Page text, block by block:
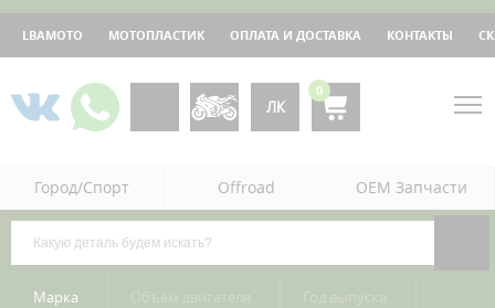
LBAMOTO МОТОПЛАСТИК ОПЛАТА И ДОСТАВКА КОНТАКТЫ
ЛК
0
Город/Спорт Offroad OEM Запчасти
Марка